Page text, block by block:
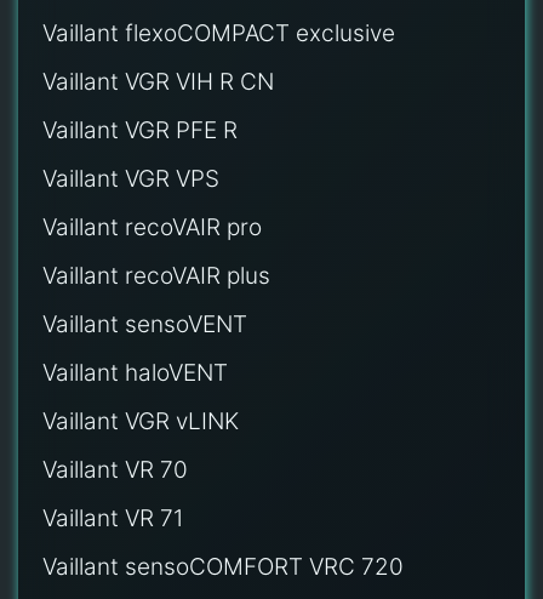
Vaillant flexoCOMPACT exclusive
Vaillant VGR VIH R CN
Vaillant VGR PFE R
Vaillant VGR VPS
Vaillant recoVAIR pro
Vaillant recoVAIR plus
Vaillant sensoVENT
Vaillant haloVENT
Vaillant VGR vLINK
Vaillant VR 70
Vaillant VR 71
Vaillant sensoCOMFORT VRC 720